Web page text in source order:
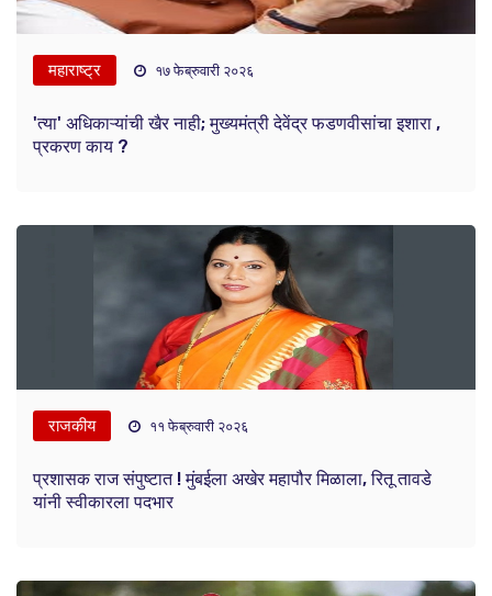
महाराष्ट्र १७ फेब्रुवारी २०२६
'त्या' अधिकाऱ्यांची खैर नाही; मुख्यमंत्री देवेंद्र फडणवीसांचा इशारा ,
प्रकरण काय ?
राजकीय ११ फेब्रुवारी २०२६
प्रशासक राज संपुष्टात ! मुंबईला अखेर महापौर मिळाला, रितू तावडे
यांनी स्वीकारला पदभार